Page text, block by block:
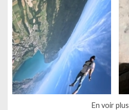
En voir plus